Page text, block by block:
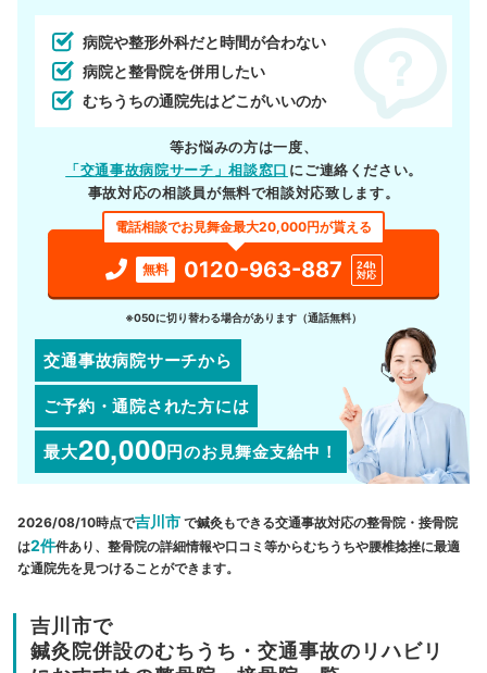
病院や整形外科だと時間が合わない
病院と整骨院を併用したい
むちうちの通院先はどこがいいのか
等お悩みの方は一度、
「交通事故病院サーチ」相談窓口 にご連絡ください。
事故対応の相談員が無料で相談対応致します。
電話相談でお見舞金最大20,000円が貰える
無料 0120-963-887
24h
対応
※050に切り替わる場合があります（通話無料）
交通事故病院サーチから
ご予約・通院された方には
最大20,000円のお見舞金支給中！
2026/08/10時点で吉川市 で鍼灸もできる交通事故対応の整骨院・接骨院
は2件件あり、整骨院の詳細情報や口コミ等からむちうちや腰椎捻挫に最適
な通院先を見つけることができます。
吉川市で
鍼灸院併設のむちうち・交通事故のリハビリ